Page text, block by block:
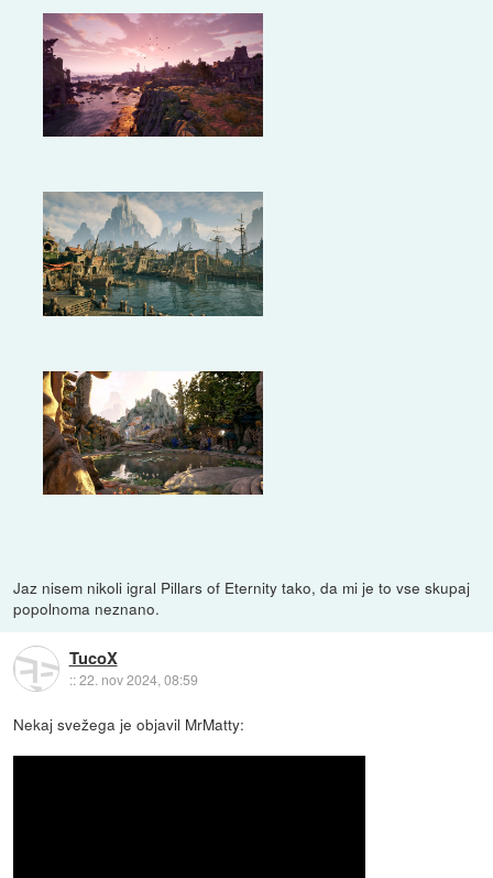
Jaz nisem nikoli igral Pillars of Eternity tako, da mi je to vse skupaj
popolnoma neznano.
TucoX
::22. nov 2024, 08:59
Nekaj svežega je objavil MrMatty: